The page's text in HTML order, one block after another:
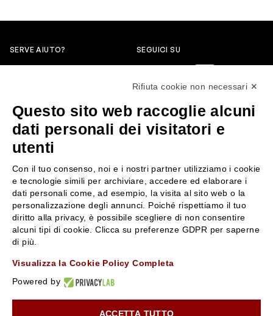
SERVE AIUTO?
servizioclienti@rossiprofumi.it
SEGUICI SU
SERVIZIO CLIENTI
Resi e rimborsi
Pagamenti
Spedizione
Condizioni generali di vendita
Privacy Policy
Chi siamo
Contattaci
Negozi
Attiva la Rossi Card
Lavora con noi
10% di Sconto sul primo ordine!*
Rifiuta cookie non necessari ✕
Questo sito web raccoglie alcuni
dati personali dei visitatori e
utenti
Con il tuo consenso, noi e i nostri partner utilizziamo i cookie
e tecnologie simili per archiviare, accedere ed elaborare i
dati personali come, ad esempio, la visita al sito web o la
personalizzazione degli annunci. Poiché rispettiamo il tuo
diritto alla privacy, è possibile scegliere di non consentire
alcuni tipi di cookie. Clicca su preferenze GDPR per saperne
di più.
Visualizza la Cookie Policy Completa
Powered by
ACCETTA TUTTO